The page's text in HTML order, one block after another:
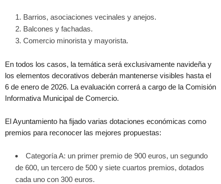
Barrios, asociaciones vecinales y anejos.
Balcones y fachadas.
Comercio minorista y mayorista.
En todos los casos, la temática será exclusivamente navideña y
los elementos decorativos deberán mantenerse visibles hasta el
6 de enero de 2026. La evaluación correrá a cargo de la Comisión
Informativa Municipal de Comercio.
El Ayuntamiento ha fijado varias dotaciones económicas como
premios para reconocer las mejores propuestas:
Categoría A: un primer premio de 900 euros, un segundo
de 600, un tercero de 500 y siete cuartos premios, dotados
cada uno con 300 euros.